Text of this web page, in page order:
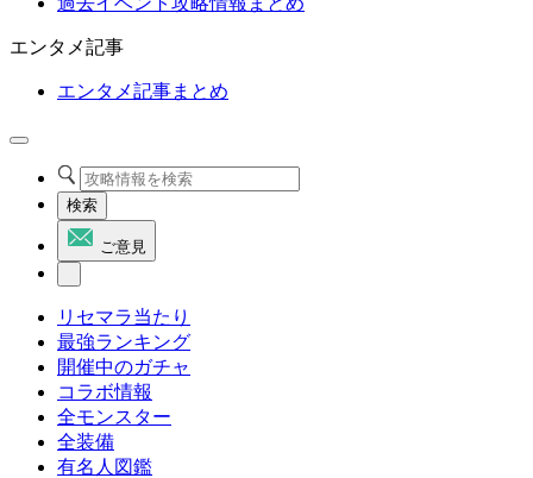
エンタメ記事
エンタメ記事まとめ
検索
ご意見
リセマラ当たり
最強ランキング
開催中のガチャ
コラボ情報
全モンスター
全装備
有名人図鑑